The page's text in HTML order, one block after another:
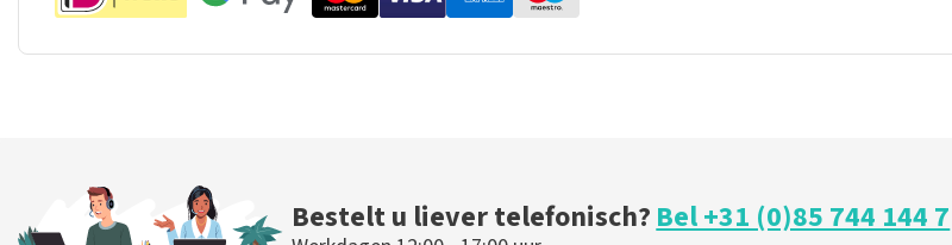
Bestelt u liever telefonisch?Bel +31 (0)85 744 144 7